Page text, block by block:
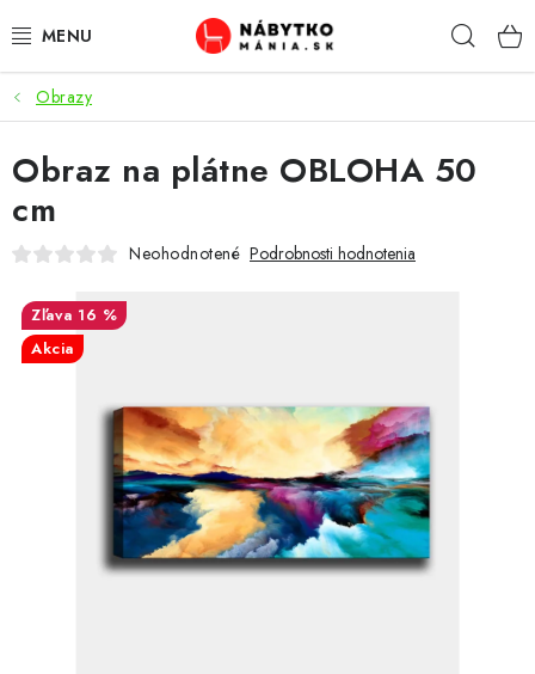
na
VÝPREDAJ
NOVINKY
OBÝVACIA IZBA
SPÁĽŇA
PREDSIENE
PRACOVŇA / KANCELÁRIA
Obrazy
Obraz na plátne OBLOHA 50
cm
Neohodnotené Podrobnosti hodnotenia
16 %
Akcia